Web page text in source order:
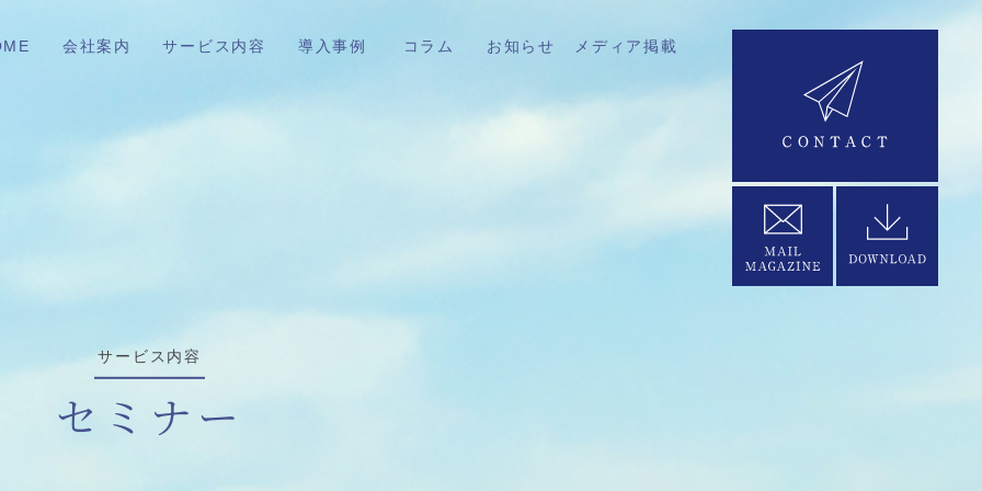
会社案内 サービス内容 導入事例 コラム お知らせ メディア掲載
サービス内容
セミナー